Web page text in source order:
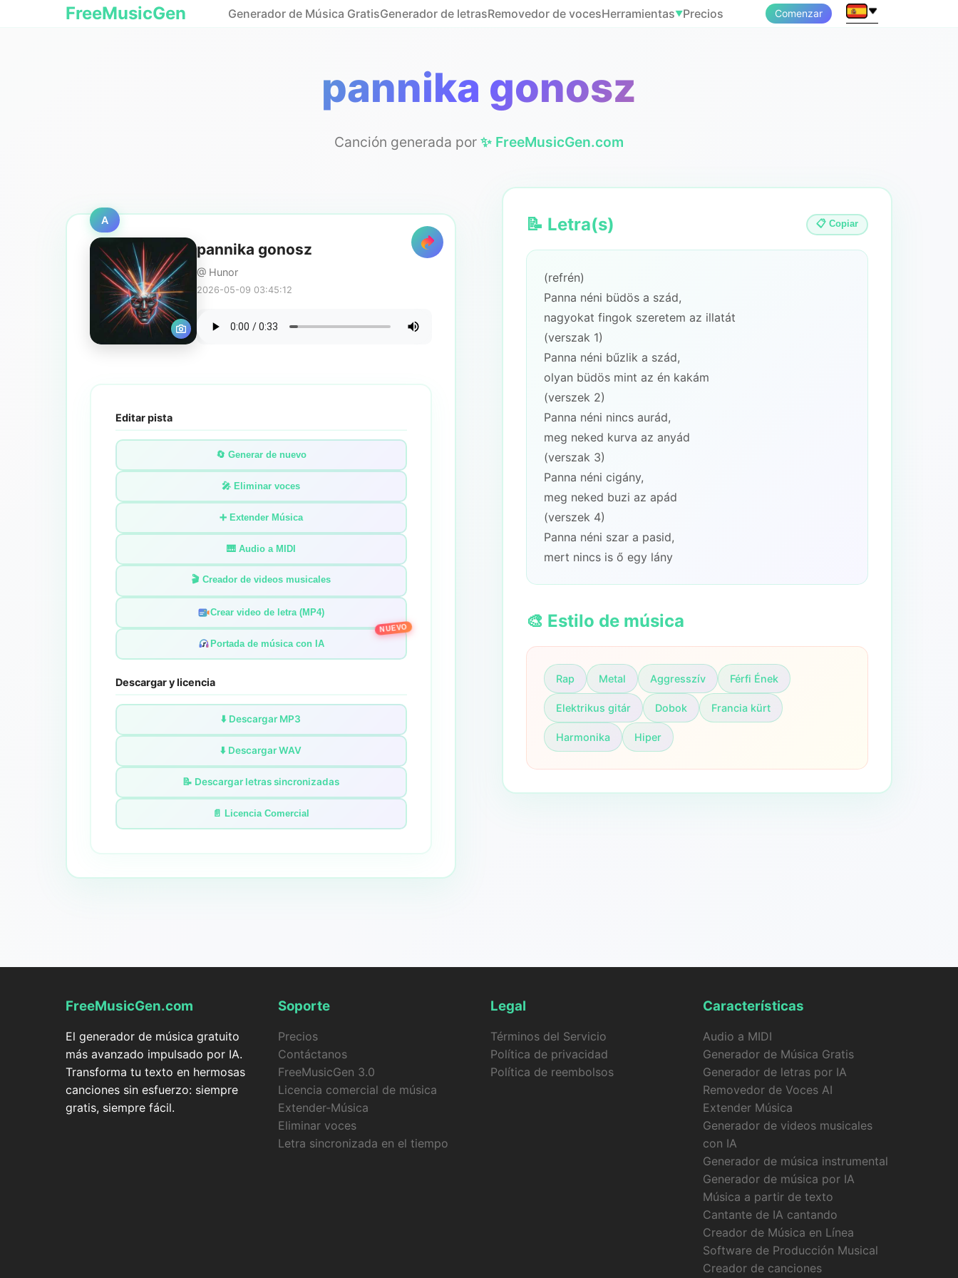
FreeMusicGen Generador de Música GratisGenerador de letrasRemovedor de vocesHerramientas▼Precios Comenzar
pannika gonosz
Canción generada por ✨ FreeMusicGen.com
A
pannika gonosz
@ Hunor
2026-05-09 03:45:12
Editar pista
🔄 Generar de nuevo
🎤 Eliminar voces
➕ Extender Música
🎹 Audio a MIDI
🎬 Creador de videos musicales
Crear video de letra (MP4)
Portada de música con IA
NUEVO
Descargar y licencia
⬇️ Descargar MP3
⬇️ Descargar WAV
📝 Descargar letras sincronizadas
📄 Licencia Comercial
📝 Letra(s) 📋 Copiar
(refrén)
Panna néni büdös a szád,
nagyokat fingok szeretem az illatát
(verszak 1)
Panna néni bűzlik a szád,
olyan büdös mint az én kakám
(verszek 2)
Panna néni nincs aurád,
meg neked kurva az anyád
(verszak 3)
Panna néni cigány,
meg neked buzi az apád
(verszek 4)
Panna néni szar a pasid,
🎨 Estilo de música
Rap Metal Aggresszív Férfi Ének
Elektrikus gitár Dobok Francia kürt
Harmonika Hiper
FreeMusicGen.com
El generador de música gratuito
más avanzado impulsado por IA.
Transforma tu texto en hermosas
canciones sin esfuerzo: siempre
gratis, siempre fácil.
Soporte
Precios
Contáctanos
FreeMusicGen 3.0
Licencia comercial de música
Extender-Música
Eliminar voces
Letra sincronizada en el tiempo
Legal
Términos del Servicio
Política de privacidad
Política de reembolsos
Características
Audio a MIDI
Generador de Música Gratis
Generador de letras por IA
Removedor de Voces AI
Extender Música
Generador de videos musicales
con IA
Generador de música instrumental
Generador de música por IA
Música a partir de texto
Cantante de IA cantando
Creador de Música en Línea
Software de Producción Musical
Creador de canciones